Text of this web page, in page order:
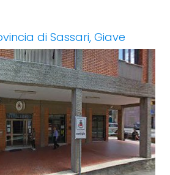
di Sassari, Giave